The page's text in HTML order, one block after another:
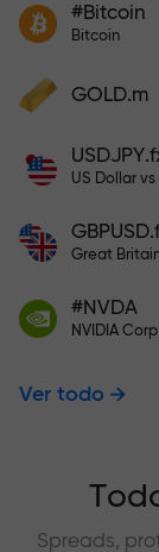
bono
#Bitcoin
Bitcoin
GOLD.m
#NVDA
Ver todo
Spreads,